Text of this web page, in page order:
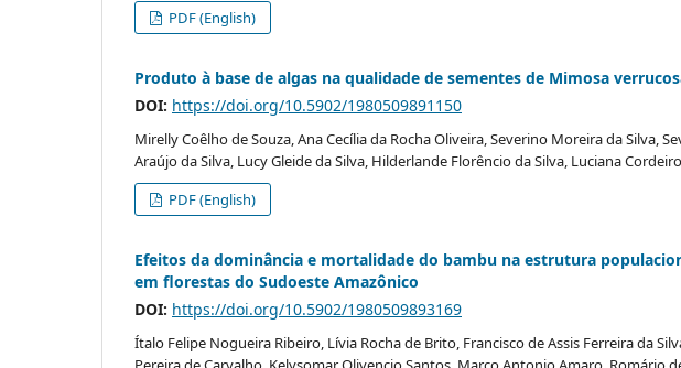
PDF (English)
Produto à base de algas na qualidade de sementes de Mimosa
DOI: https://doi.org/10.5902/1980509891150
Mirelly Coêlho de Souza, Ana Cecília da Rocha Oliveira, Severino Moreira da Silva,
Araújo da Silva, Lucy Gleide da Silva, Hilderlande Florêncio da Silva, Luciana
PDF (English)
Efeitos da dominância e mortalidade do bambu na estrutura
em florestas do Sudoeste Amazônico
DOI: https://doi.org/10.5902/1980509893169
Ítalo Felipe Nogueira Ribeiro, Lívia Rocha de Brito, Francisco de Assis Ferreira da